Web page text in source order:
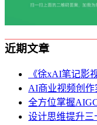
近期文章
《徐xAI笔记影
AI商业视频创作
全方位掌握
设计思维提升三